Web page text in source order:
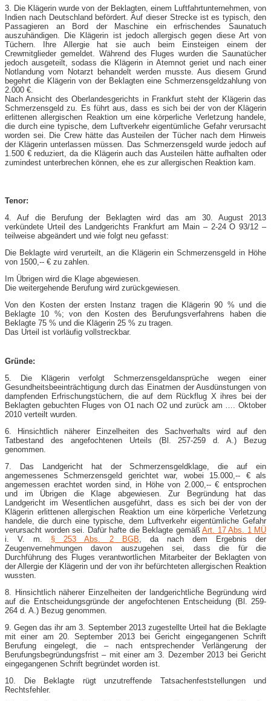
3. Die Klägerin wurde von der Beklagten, einem Luftfahrtunternehmen, von
Indien nach Deutschland befördert. Auf dieser Strecke ist es typisch, den
Passagieren an Bord der Maschine ein erfrischendes Saunatuch
auszuhändigen. Die Klägerin ist jedoch allergisch gegen diese Art von
Tüchern. Ihre Allergie hat sie auch beim Einsteigen einem der
Crewmitglieder gemeldet. Während des Fluges wurden die Saunatücher
jedoch ausgeteilt, sodass die Klägerin in Atemnot geriet und nach einer
Notlandung vom Notarzt behandelt werden musste. Aus diesem Grund
begehrt die Klägerin von der Beklagten eine Schmerzensgeldzahlung von
2.000 €.
Nach Ansicht des Oberlandesgerichts in Frankfurt steht der Klägerin das
Schmerzensgeld zu. Es führt aus, dass es sich bei der von der Klägerin
erlittenen allergischen Reaktion um eine körperliche Verletzung handele,
die durch eine typische, dem Luftverkehr eigentümliche Gefahr verursacht
worden sei. Die Crew hätte das Austeilen der Tücher nach dem Hinweis
der Klägerin unterlassen müssen. Das Schmerzensgeld wurde jedoch auf
1.500 € reduziert, da die Klägerin auch das Austeilen hätte aufhalten oder
zumindest unterbrechen können, ehe es zur allergischen Reaktion kam.
Tenor:
4. Auf die Berufung der Beklagten wird das am 30. August 2013
verkündete Urteil des Landgerichts Frankfurt am Main – 2-​24 O 93/12 –
teilweise abgeändert und wie folgt neu gefasst:
Die Beklagte wird verurteilt, an die Klägerin ein Schmerzensgeld in Höhe
von 1500,-​- € zu zahlen.
Im Übrigen wird die Klage abgewiesen.
Die weitergehende Berufung wird zurückgewiesen.
Von den Kosten der ersten Instanz tragen die Klägerin 90 % und die
Beklagte 10 %; von den Kosten des Berufungsverfahrens haben die
Beklagte 75 % und die Klägerin 25 % zu tragen.
Das Urteil ist vorläufig vollstreckbar.
Gründe:
5. Die Klägerin verfolgt Schmerzensgeldansprüche wegen einer
Gesundheitsbeeinträchtigung durch das Einatmen der Ausdünstungen von
dampfenden Erfrischungstüchern, die auf dem Rückflug X ihres bei der
Beklagten gebuchten Fluges von O1 nach O2 und zurück am …. Oktober
2010 verteilt wurden.
6. Hinsichtlich näherer Einzelheiten des Sachverhalts wird auf den
Tatbestand des angefochtenen Urteils (Bl. 257-​259 d. A.) Bezug
genommen.
7. Das Landgericht hat der Schmerzensgeldklage, die auf ein
angemessenes Schmerzensgeld gerichtet war, wobei 15.000,-​- € als
angemessen erachtet worden sind, in Höhe von 2.000,-​- € entsprochen
und im Übrigen die Klage abgewiesen. Zur Begründung hat das
Landgericht im Wesentlichen ausgeführt, dass es sich bei der von der
Klägerin erlittenen allergischen Reaktion um eine körperliche Verletzung
handele, die durch eine typische, dem Luftverkehr eigentümliche Gefahr
verursacht worden sei. Dafür hafte die Beklagte gemäß Art. 17 Abs. 1 MÜ
i. V. m. § 253 Abs. 2 BGB , da nach dem Ergebnis der
Zeugenvernehmungen davon auszugehen sei, dass die für die
Durchführung des Fluges verantwortlichen Mitarbeiter der Beklagten von
der Allergie der Klägerin und der von ihr befürchteten allergischen Reaktion
wussten.
8. Hinsichtlich näherer Einzelheiten der landgerichtliche Begründung wird
auf die Entscheidungsgründe der angefochtenen Entscheidung (Bl. 259-​
264 d. A.) Bezug genommen.
9. Gegen das ihr am 3. September 2013 zugestellte Urteil hat die Beklagte
mit einer am 20. September 2013 bei Gericht eingegangenen Schrift
Berufung eingelegt, die – nach entsprechender Verlängerung der
Berufungsbegründungsfrist – mit einer am 3. Dezember 2013 bei Gericht
eingegangenen Schrift begründet worden ist.
10. Die Beklagte rügt unzutreffende Tatsachenfeststellungen und
Rechtsfehler.